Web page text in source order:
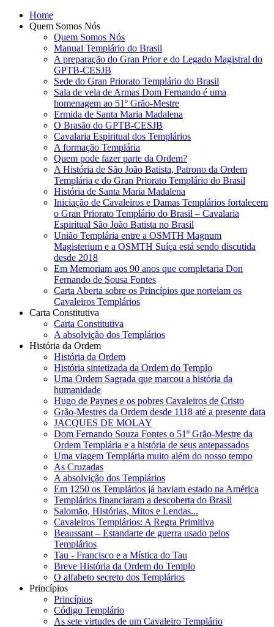
Home
Quem Somos Nós
Quem Somos Nós
Manual Templário do Brasil
A preparação do Gran Prior e do Legado Magistral do
GPTB-CESJB
Sede do Gran Priorato Templário do Brasil
Sala de vela de Armas Dom Fernando é uma
homenagem ao 51º Grão-Mestre
Ermida de Santa Maria Madalena
O Brasão do GPTB-CESJB
Cavalaria Espiritual dos Templários
A formação Templária
Quem pode fazer parte da Ordem?
A História de São João Batista, Patrono da Ordem
Templária e do Gran Priorato Templário do Brasil
História de Santa Maria Madalena
Iniciação de Cavaleiros e Damas Templários fortalecem
o Gran Priorato Templário do Brasil – Cavalaria
Espiritual São João Batista no Brasil
União Templária entre a OSMTH Magnum
Magisterium e a OSMTH Suíça está sendo discutida
desde 2018
Em Memoriam aos 90 anos que completaria Don
Fernando de Sousa Fontes
Carta Aberta sobre os Princípios que norteiam os
Cavaleiros Templários
Carta Constitutiva
Carta Constitutiva
A absolvição dos Templários
História da Ordem
História da Ordem
História sintetizada da Ordem do Templo
Uma Ordem Sagrada que marcou a história da
humanidade
Hugo de Paynes e os pobres Cavaleiros de Cristo
Grão-Mestres da Ordem desde 1118 até a presente data
JACQUES DE MOLAY
Dom Fernando Souza Fontes o 51º Grão-Mestre da
Ordem Templária e a história de seus antepassados
Uma viagem Templária muito além do nosso tempo
As Cruzadas
A absolvição dos Templários
Em 1250 os Templários já haviam estado na América
Templários financiaram a descoberta do Brasil
Salomão, Histórias, Mitos e Lendas...
Cavaleiros Templários: A Regra Primitiva
Beaussant – Estandarte de guerra usado pelos
Templários
Tau - Francisco e a Mística do Tau
Breve História da Ordem do Templo
O alfabeto secreto dos Templários
Princípios
Princípios
Código Templário
As sete virtudes de um Cavaleiro Templário